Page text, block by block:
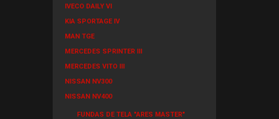
IVECO DAILY VI
KIA SPORTAGE IV
MAN TGE
MERCEDES SPRINTER III
MERCEDES VITO III
NISSAN NV300
NISSAN NV400
FUNDAS DE TELA "ARES MASTER"